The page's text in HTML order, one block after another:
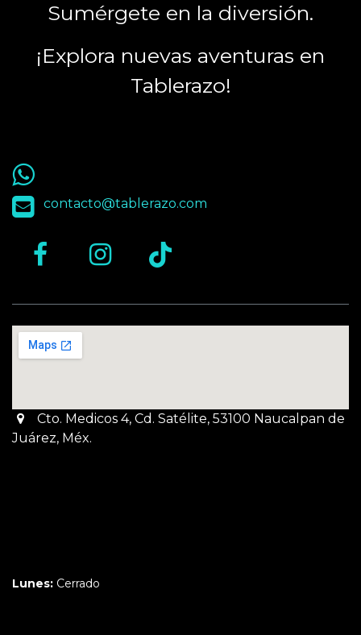
Sumérgete en la diversión.
¡Explora nuevas aventuras en
Tablerazo!
55 9563 4848
contacto@tablerazo.com
Cto. Medicos 4, Cd. Satélite, 53100 Naucalpan de
Juárez, Méx.
Lunes: Cerrado